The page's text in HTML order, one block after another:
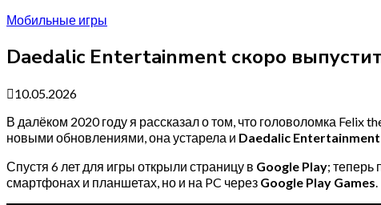
Мобильные игры
Daedalic Entertainment скоро
10.05.2026
В далёком 2020 году я рассказал о том, что головоломка Felix
новыми обновлениями, она устарела и Daedalic Entertainment
Спустя 6 лет для игры открыли страницу в Google Play; теперь
смартфонах и планшетах, но и на PC через Google Play Games.